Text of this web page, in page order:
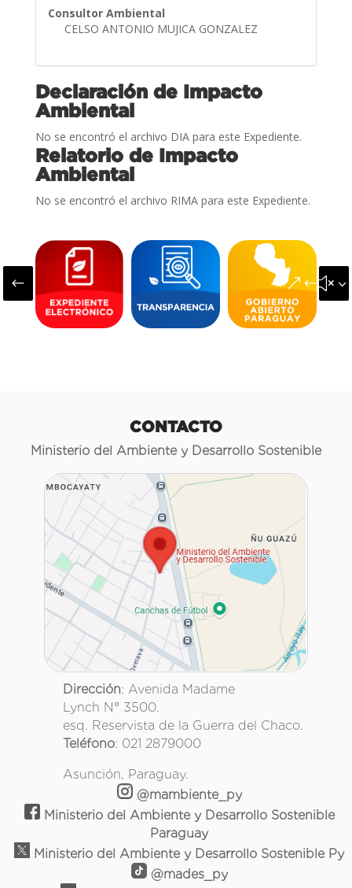
Consultor Ambiental
CELSO ANTONIO MUJICA GONZALEZ
Declaración de Impacto
Ambiental
No se encontró el archivo DIA para este Expediente.
Relatorio de Impacto
Ambiental
No se encontró el archivo RIMA para este Expediente.
#
CONTACTO
Ministerio del Ambiente y Desarrollo Sostenible
Dirección: Avenida Madame
Lynch N° 3500.
esq. Reservista de la Guerra del Chaco.
Teléfono: 021 2879000
Asunción, Paraguay.
@mambiente_py
Ministerio del Ambiente y Desarrollo Sostenible
Paraguay
Ministerio del Ambiente y Desarrollo Sostenible Py
@mades_py